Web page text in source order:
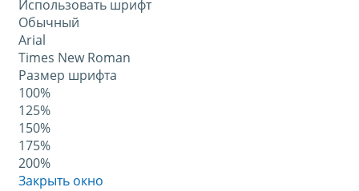
Использовать шрифт
Обычный
Arial
Times New Roman
Размер шрифта
100%
125%
150%
175%
200%
Закрыть окно